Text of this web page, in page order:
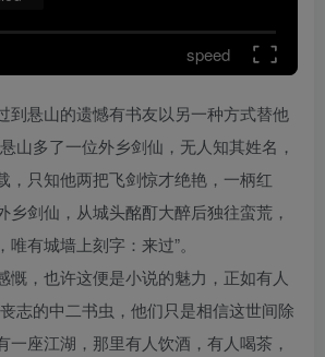
speed
到悬山的遗憾有书友以另一种方式替他
山多了一位外乡剑仙，无人知其姓名，
，只知他两把飞剑惊才绝艳，一柄红
乡剑仙，从城头酩酊大醉后独往蛮荒，
有城墙上刻字：来过”。
慨，也许这便是小说的魅力，正如有人
志的中二书虫，他们只是相信这世间除
一座江湖，那里有人饮酒，有人喝茶，